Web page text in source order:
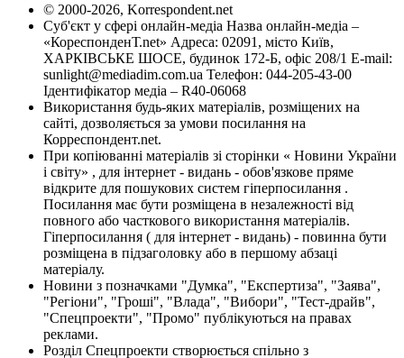
© 2000-2026, Korrespondent.net
Суб'єкт у сфері онлайн-медіа Назва онлайн-медіа –
«КореспонденТ.net» Адреса: 02091, місто Київ,
ХАРКІВСЬКЕ ШОСЕ, будинок 172-Б, офіс 208/1 E-mail:
sunlight@mediadim.com.ua Телефон: 044-205-43-00
Ідентифікатор медіа – R40-06068
Використання будь-яких матеріалів, розміщених на
сайті, дозволяється за умови посилання на
Корреспондент.net.
При копіюванні матеріалів зі сторінки « Новини України
і світу» , для інтернет - видань - обов'язкове пряме
відкрите для пошукових систем гіперпосилання .
Посилання має бути розміщена в незалежності від
повного або часткового використання матеріалів.
Гіперпосилання ( для інтернет - видань) - повинна бути
розміщена в підзаголовку або в першому абзаці
матеріалу.
Новини з позначками "Думка", "Експертиза", "Заява",
"Регіони", "Гроші", "Влада", "Вибори", "Тест-драйв",
"Спецпроекти", "Промо" публікуються на правах
реклами.
Розділ Спецпроекти створюється спільно з